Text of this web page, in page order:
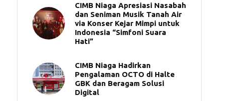
CIMB Niaga Apresiasi Nasabah
dan Seniman Musik Tanah Air
via Konser Kejar Mimpi untuk
Indonesia “Simfoni Suara
Hati”
CIMB Niaga Hadirkan
Pengalaman OCTO di Halte
GBK dan Beragam Solusi
Digital